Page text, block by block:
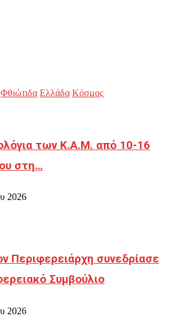
Φθιώτιδα Ελλάδα Κόσμος
των Κ.Α.Μ. από 10-16
στη…
2026
Περιφερειάρχη συνεδρίασε
Συμβούλιο
2026